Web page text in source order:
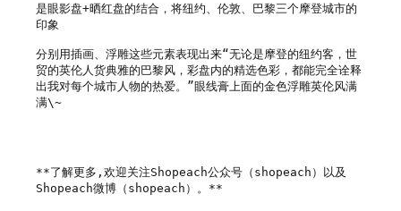
是眼影盘+晒红盘的结合，将纽约、伦敦、巴黎三个摩登城市的
印象
分别用插画、浮雕这些元素表现出来“无论是摩登的纽约客，世
贸的英伦人货典雅的巴黎风，彩盘内的精选色彩，都能完全诠释
出我对每个城市人物的热爱。”眼线膏上面的金色浮雕英伦风满
满\~
**了解更多,欢迎关注Shopeach公众号（shopeach）以及
Shopeach微博（shopeach）。**